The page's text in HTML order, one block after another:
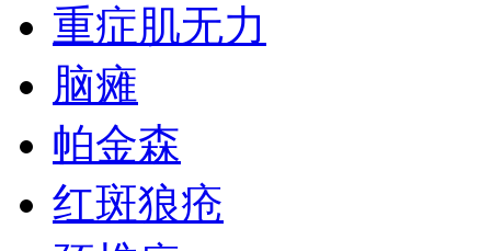
重症肌无力
脑瘫
帕金森
红斑狼疮